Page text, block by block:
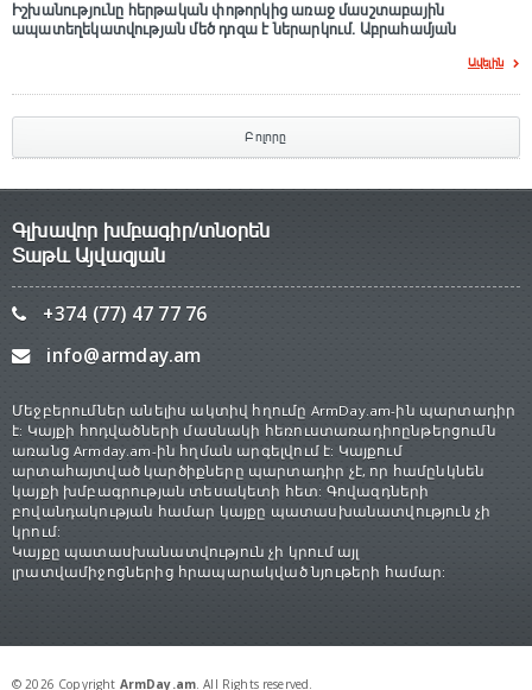
Իշխանությունը հերթական փոթորկից առաջ մասշտաբային
ապատեղեկատվության մեծ դnզա է ներարկում․ Աբրահամյան
Ավելին
Բոլորը
Գլխավոր խմբագիր/տնօրեն
Տաթև Այվազյան
+374 (77) 47 77 76
info@armday.am
Մեջբերումներ անելիս ակտիվ հղումը ArmDay.am-ին պարտադիր
է: Կայքի հոդվածների մասնակի հեռուստառադիոընթերցումն
առանց Armday.am-ին հղման արգելվում է: Կայքում
արտահայտված կարծիքները պարտադիր չէ, որ համընկնեն
կայքի խմբագրության տեսակետի հետ: Գովազդների
բովանդակության համար կայքը պատասխանատվություն չի
կրում:
Կայքը պատասխանատվություն չի կրում այլ
լրատվամիջոցներից հրապարակված նյութերի համար:
© 2026 Copyright ArmDay.am. All Rights reserved.